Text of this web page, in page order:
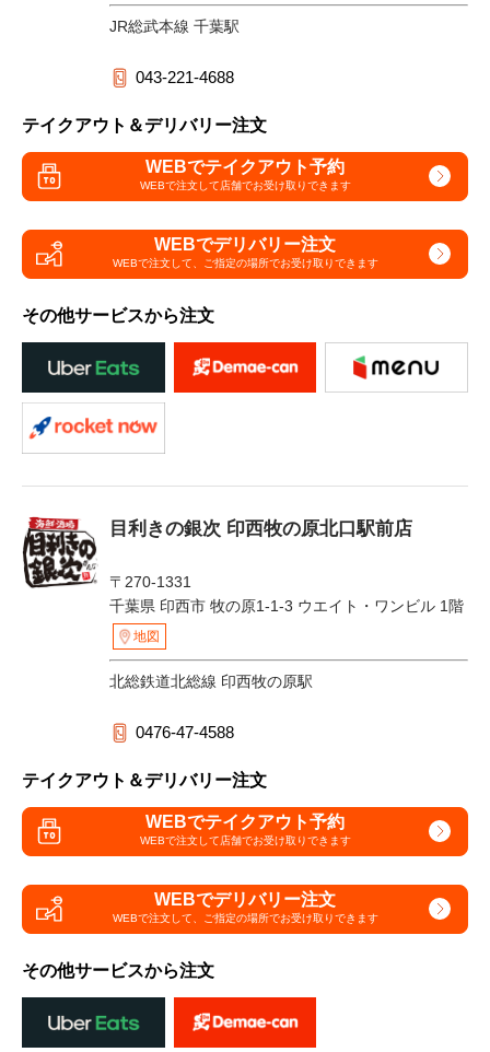
JR総武本線 千葉駅
043-221-4688
テイクアウト＆デリバリー注文
WEBでテイクアウト予約
WEBで注文して店舗でお受け取りできます
WEBでデリバリー注文
WEBで注文して、 ご指定の場所でお受け取りできます
その他サービスから注文
目利きの銀次 印西牧の原北口駅前店
〒270-1331
千葉県 印西市 牧の原1-1-3 ウエイト・ワンビル 1階
地図
北総鉄道北総線 印西牧の原駅
0476-47-4588
テイクアウト＆デリバリー注文
WEBでテイクアウト予約
WEBで注文して店舗でお受け取りできます
WEBでデリバリー注文
WEBで注文して、 ご指定の場所でお受け取りできます
その他サービスから注文